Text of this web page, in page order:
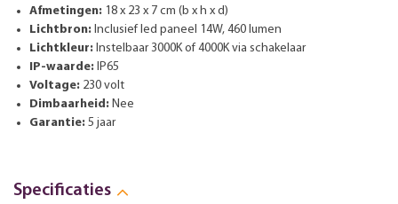
Afmetingen: 18 x 23 x 7 cm (b x h x d)
Lichtbron: Inclusief led paneel 14W, 460 lumen
Lichtkleur: Instelbaar 3000K of 4000K via schakelaar
IP-waarde: IP65
Voltage: 230 volt
Dimbaarheid: Nee
Garantie: 5 jaar
Specificaties